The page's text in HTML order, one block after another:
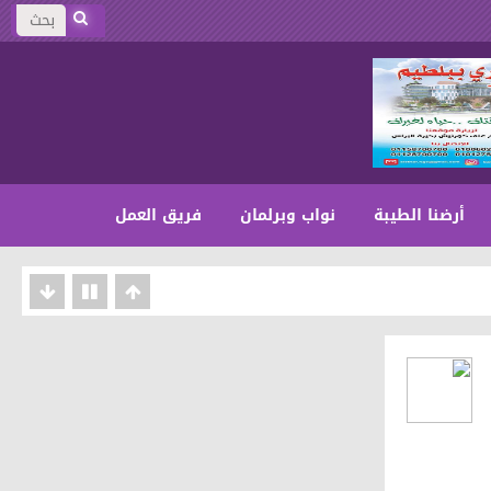
أرضنا الطيبة نواب وبرلمان فريق العمل